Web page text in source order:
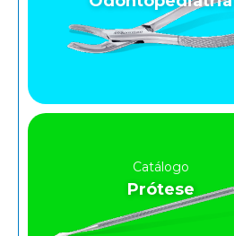
Catálogo
Prótese